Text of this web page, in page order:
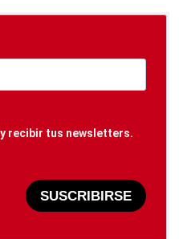
recibir tus newsletters.
SUSCRIBIRSE